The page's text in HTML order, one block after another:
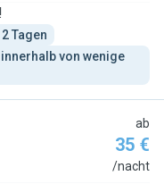
Tagen
von wenige
ab
35 €
/nacht